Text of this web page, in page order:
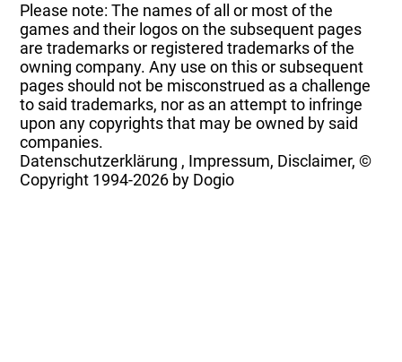
Please note: The names of all or most of the
games and their logos on the subsequent pages
are trademarks or registered trademarks of the
owning company. Any use on this or subsequent
pages should not be misconstrued as a challenge
to said trademarks, nor as an attempt to infringe
upon any copyrights that may be owned by said
companies.
Datenschutzerklärung , Impressum, Disclaimer, ©
Copyright 1994-2026 by Dogio